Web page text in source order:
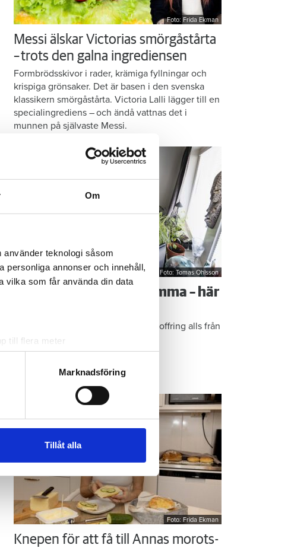
Om
använder teknologi såsom
personliga annonser och innehåll,
vilka som får använda din data
till flera meter
detaljsektionen. Du kan ändra
annan information från din enhet
i sin tur kombinera informationen
Marknadsföring
Tillåt alla
Foto: Frida Ekman
Messi älskar Victorias smörgåstårta
– trots den galna ingrediensen
Formbrödsskivor i rader, krämiga fyllningar och
krispiga grönsaker. Det är basen i den svenska
klassikern smörgåstårta. Victoria Lalli lägger till en
specialingrediens – och ändå vattnas det i
munnen på självaste Messi.
Foto: Tomas Ohlsson
Så sparar du vatten hemma – här
Knepen är enkla: ”Det är ingen uppoffring alls från
min sida”, säger Kristin Rydberg.
Tips & Råd
Foto: Frida Ekman
Knepen för att få till Annas morots-